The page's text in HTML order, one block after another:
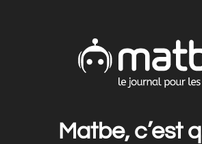
Matbe, c’est